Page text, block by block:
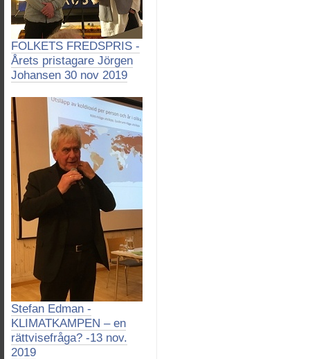
FOLKETS FREDSPRIS -
Årets pristagare Jörgen
Johansen 30 nov 2019
Stefan Edman -
KLIMATKAMPEN – en
rättvisefråga? -13 nov.
2019